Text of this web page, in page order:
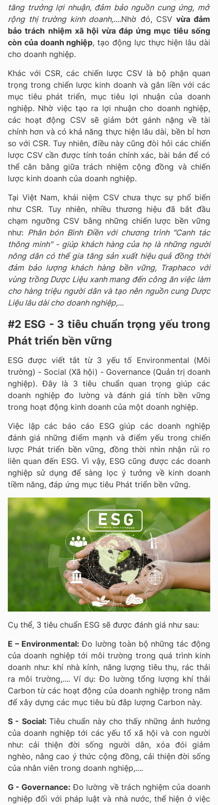
tăng trưởng lợi nhuận, đảm bảo nguồn cung ứng, mở
rộng thị trường kinh doanh,....Nhờ đó, CSV vừa đảm
bảo trách nhiệm xã hội vừa đáp ứng mục tiêu sống
còn của doanh nghiệp, tạo động lực thực hiện lâu dài
cho doanh nghiệp.
Khác với CSR, các chiến lược CSV là bộ phận quan
trọng trong chiến lược kinh doanh và gắn liền với các
mục tiêu phát triển, mục tiêu lợi nhuận của doanh
nghiệp. Nhờ việc tạo ra lợi nhuận cho doanh nghiệp,
các hoạt động CSV sẽ giảm bớt gánh nặng về tài
chính hơn và có khả năng thực hiện lâu dài, bền bỉ hơn
so với CSR. Tuy nhiên, điều này cũng đòi hỏi các chiến
lược CSV cần được tính toán chính xác, bài bản để có
thể cân bằng giữa trách nhiệm cộng đồng và chiến
lược kinh doanh của doanh nghiệp.
Tại Việt Nam, khái niệm CSV chưa thực sự phổ biến
như CSR. Tuy nhiên, nhiều thương hiệu đã bắt đầu
chạm ngưỡng CSV bằng những chiến lược bền vững
như: Phân bón Bình Điền với chương trình "Canh tác
thông minh" - giúp khách hàng của họ là những người
nông dân có thể gia tăng sản xuất hiệu quả đồng thời
đảm bảo lượng khách hàng bền vững, Traphaco với
vùng trồng Dược Liệu xanh mang đến công ăn việc làm
cho hàng triệu người dân và tạo nên nguồn cung Dược
Liệu lâu dài cho doanh nghiệp,...
#2 ESG - 3 tiêu chuẩn trọng yếu trong
Phát triển bền vững
ESG được viết tắt từ 3 yếu tố Environmental (Môi
trường) - Social (Xã hội) - Governance (Quản trị doanh
nghiệp). Đây là 3 tiêu chuẩn quan trọng giúp các
doanh nghiệp đo lường và đánh giá tính bền vững
trong hoạt động kinh doanh của một doanh nghiệp.
Việc lập các báo cáo ESG giúp các doanh nghiệp
đánh giá những điểm mạnh và điểm yếu trong chiến
lược Phát triển bền vững, đồng thời nhìn nhận rủi ro
liên quan đến ESG. Vì vậy, ESG cũng được các doanh
nghiệp sử dụng để sàng lọc ý tưởng về kinh doanh
tiềm năng, đáp ứng mục tiêu Phát triển bền vững.
Cụ thể, 3 tiêu chuẩn ESG sẽ được đánh giá như sau:
E – Environmental: Đo lường toàn bộ những tác động
của doanh nghiệp tới môi trường trong quá trình kinh
doanh như: khí nhà kính, năng lượng tiêu thụ, rác thải
ra môi trường,.... Ví dụ: Đo lường tổng lượng khí thải
Carbon từ các hoạt động của doanh nghiệp trong năm
để xây dựng các mục tiêu bù đắp lượng Carbon này.
S - Social: Tiêu chuẩn này cho thấy những ảnh hưởng
của doanh nghiệp tới các yếu tố xã hội và con người
như: cải thiện đời sống người dân, xóa đói giảm
nghèo, nâng cao ý thức cộng đồng, cải thiện đời sống
của nhân viên trong doanh nghiệp,....
G - Governance: Đo lường về trách nghiệm của doanh
nghiệp đối với pháp luật và nhà nước, thể hiện ở việc